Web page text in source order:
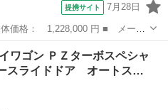
提携サイト 7月28日
イワゴン ■ グレード名： Ｐ
側電動スライドドア オートス
ワゴン ＰＺターボスペシャ
スライドドア オートス…